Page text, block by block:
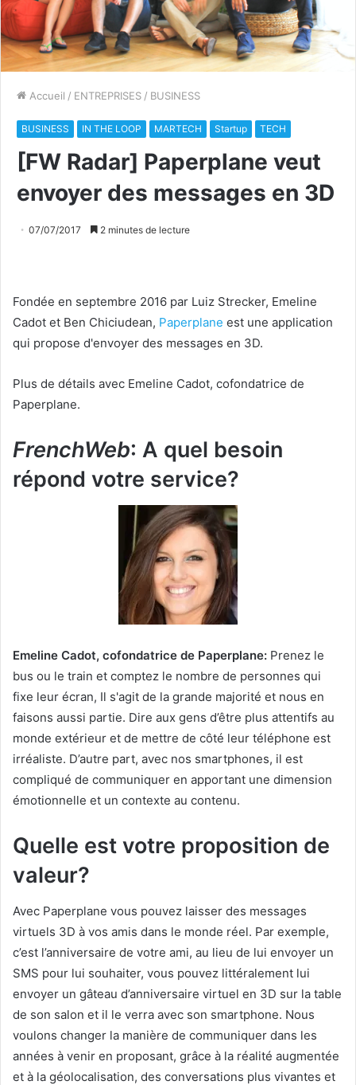
Accueil / ENTREPRISES / BUSINESS
BUSINESS IN THE LOOP MARTECH Startup TECH
[FW Radar] Paperplane veut
envoyer des messages en 3D
07/07/2017 2 minutes de lecture
Fondée en septembre 2016 par Luiz Strecker, Emeline
Cadot et Ben Chiciudean, Paperplane est une application
qui propose d'envoyer des messages en 3D.
Plus de détails avec Emeline Cadot, cofondatrice de
Paperplane.
FrenchWeb: A quel besoin
répond votre service?
Emeline Cadot, cofondatrice de Paperplane: Prenez le
bus ou le train et comptez le nombre de personnes qui
fixe leur écran, Il s'agit de la grande majorité et nous en
faisons aussi partie. Dire aux gens d’être plus attentifs au
monde extérieur et de mettre de côté leur téléphone est
irréaliste. D’autre part, avec nos smartphones, il est
compliqué de communiquer en apportant une dimension
émotionnelle et un contexte au contenu.
Quelle est votre proposition de
valeur?
Avec Paperplane vous pouvez laisser des messages
virtuels 3D à vos amis dans le monde réel. Par exemple,
c’est l’anniversaire de votre ami, au lieu de lui envoyer un
SMS pour lui souhaiter, vous pouvez littéralement lui
envoyer un gâteau d’anniversaire virtuel en 3D sur la table
de son salon et il le verra avec son smartphone. Nous
voulons changer la manière de communiquer dans les
années à venir en proposant, grâce à la réalité augmentée
et à la géolocalisation, des conversations plus vivantes et